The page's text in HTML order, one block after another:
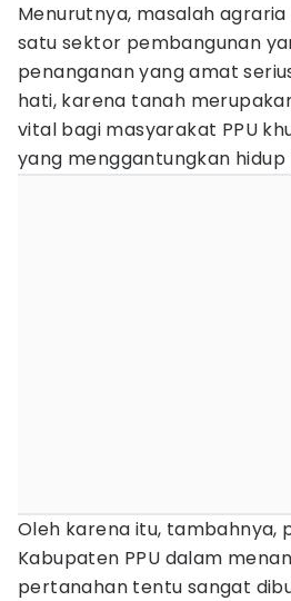
Menurutnya, masalah
satu sektor pembangunan
penanganan yang amat
hati, karena tanah
vital bagi masyarakat PPU
yang menggantungkan hidup
Oleh karena itu, tambahnya,
Kabupaten PPU dalam
pertanahan tentu sangat